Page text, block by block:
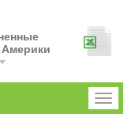
Toggle